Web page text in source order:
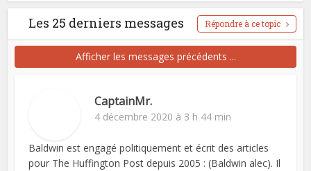
Les 25 derniers messages Répondre à ce topic
Afficher les messages précédents ...
CaptainMr.
4 décembre 2020 à 3 h 44 min
Baldwin est engagé politiquement et écrit des articles
pour The Huffington Post depuis 2005 : (Baldwin alec). Il